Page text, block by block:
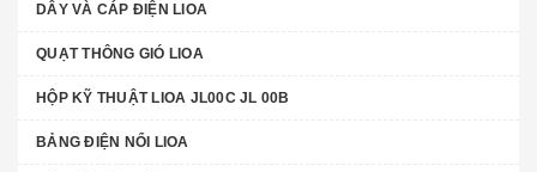
DÂY VÀ CÁP ĐIỆN LIOA
QUẠT THÔNG GIÓ LIOA
HỘP KỸ THUẬT LIOA JL00C JL 00B
BẢNG ĐIỆN NỔI LIOA